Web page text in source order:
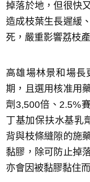
掉落於地，但很快
造成枝葉生長遲緩
死，嚴重影響荔枝
高雄場林景和場長
期，且選用核准用
劑3,500倍、2.5%
丁基加保扶水基乳
背與枝條縫隙的施
黏膠，除可防止掉
亦會因被黏膠黏住